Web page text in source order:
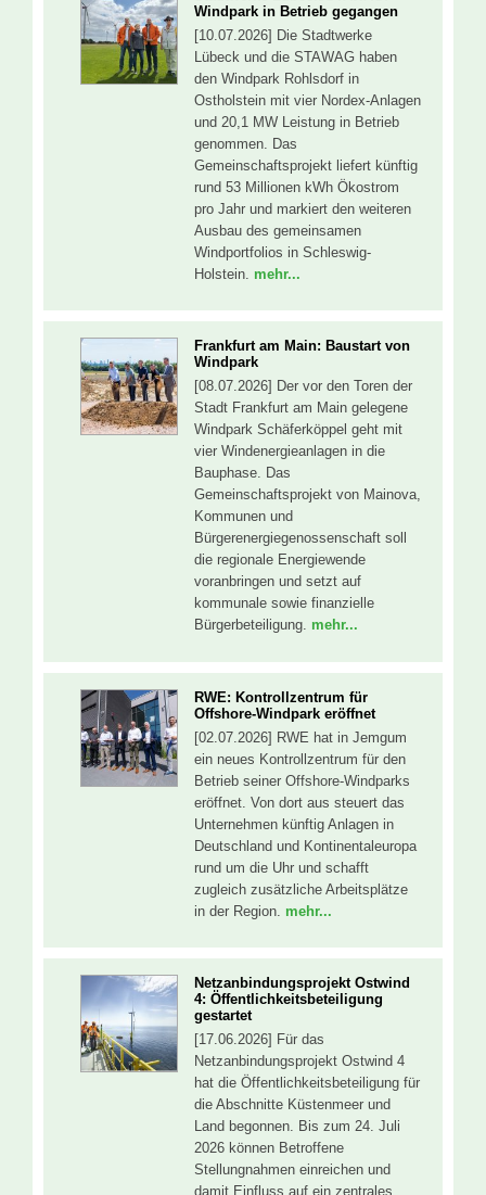
Windpark in Betrieb gegangen
[10.07.2026] Die Stadtwerke
Lübeck und die STAWAG haben
den Windpark Rohlsdorf in
Ostholstein mit vier Nordex-Anlagen
und 20,1 MW Leistung in Betrieb
genommen. Das
Gemeinschaftsprojekt liefert künftig
rund 53 Millionen kWh Ökostrom
pro Jahr und markiert den weiteren
Ausbau des gemeinsamen
Windportfolios in Schleswig-
Holstein. mehr...
Frankfurt am Main: Baustart von
Windpark
[08.07.2026] Der vor den Toren der
Stadt Frankfurt am Main gelegene
Windpark Schäferköppel geht mit
vier Windenergieanlagen in die
Bauphase. Das
Gemeinschaftsprojekt von Mainova,
Kommunen und
Bürgerenergiegenossenschaft soll
die regionale Energiewende
voranbringen und setzt auf
kommunale sowie finanzielle
Bürgerbeteiligung. mehr...
RWE: Kontrollzentrum für
Offshore-Windpark eröffnet
[02.07.2026] RWE hat in Jemgum
ein neues Kontrollzentrum für den
Betrieb seiner Offshore-Windparks
eröffnet. Von dort aus steuert das
Unternehmen künftig Anlagen in
Deutschland und Kontinentaleuropa
rund um die Uhr und schafft
zugleich zusätzliche Arbeitsplätze
in der Region. mehr...
Netzanbindungsprojekt Ostwind
4: Öffentlichkeitsbeteiligung
gestartet
[17.06.2026] Für das
Netzanbindungsprojekt Ostwind 4
hat die Öffentlichkeitsbeteiligung für
die Abschnitte Küstenmeer und
Land begonnen. Bis zum 24. Juli
2026 können Betroffene
Stellungnahmen einreichen und
damit Einfluss auf ein zentrales